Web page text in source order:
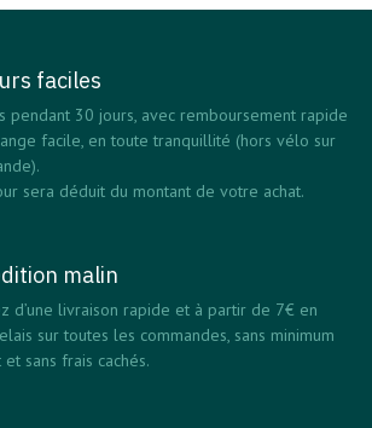
faciles
pendant 30 jours, avec remboursement rapide
facile, en toute tranquillité (hors vélo sur
sera déduit du montant de votre achat.
malin
d’une livraison rapide et à partir de 7€ en
sur toutes les commandes, sans minimum
et sans frais cachés.